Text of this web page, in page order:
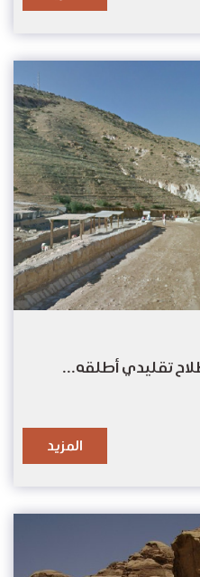
تقليدي أطلقه...
المزيد